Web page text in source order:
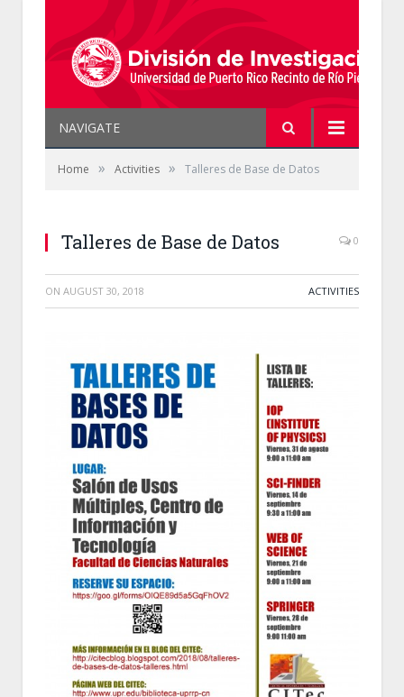
NAVIGATE
Home » Activities » Talleres de Base de Datos
Talleres de Base de Datos 0
ON AUGUST 30, 2018 ACTIVITIES